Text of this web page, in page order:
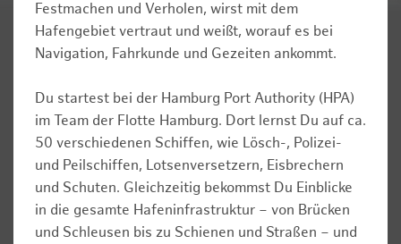
Festmachen und Verholen, wirst mit dem
Hafengebiet vertraut und weißt, worauf es bei
Navigation, Fahrkunde und Gezeiten ankommt.
Du startest bei der Hamburg Port Authority (HPA)
im Team der Flotte Hamburg. Dort lernst Du auf ca.
50 verschiedenen Schiffen, wie Lösch-, Polizei-
und Peilschiffen, Lotsenversetzern, Eisbrechern
und Schuten. Gleichzeitig bekommst Du Einblicke
in die gesamte Hafeninfrastruktur – von Brücken
und Schleusen bis zu Schienen und Straßen – und